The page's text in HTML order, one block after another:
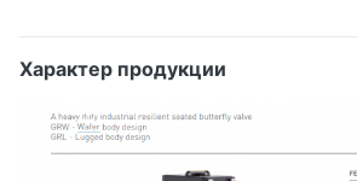
Характер продукции